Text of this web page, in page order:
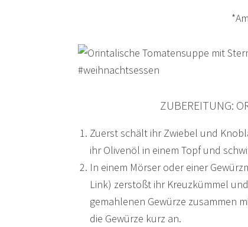
ZUBEREITUNG:
Zuerst schält ihr Zwiebel und
ihr Olivenöl in einem Topf und
In einem Mörser oder einer
Link) zerstoßt ihr Kreuzkümmel
gemahlenen Gewürze zusammen
die Gewürze kurz an.